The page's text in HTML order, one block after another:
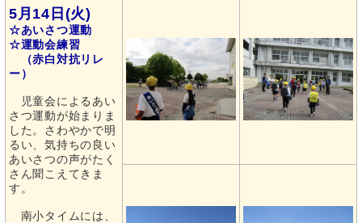
5月14日(火)
☆あいさつ運動
☆運動会練習
（赤白対抗リレ
ー）
児童会によるあい
さつ運動が始まりま
した。さわやかで明
るい、気持ちの良い
あいさつの声がたく
さん聞こえてきま
す。
南小タイムには、